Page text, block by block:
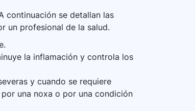
continuación se detallan las
un profesional de la salud.
la inflamación y controla los
y cuando se requiere
una noxa o por una condición